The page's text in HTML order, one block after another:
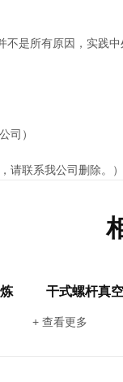
不是所有原因，实践
司）
请联系我公司删除。）
干式螺杆真
+ 查看更多